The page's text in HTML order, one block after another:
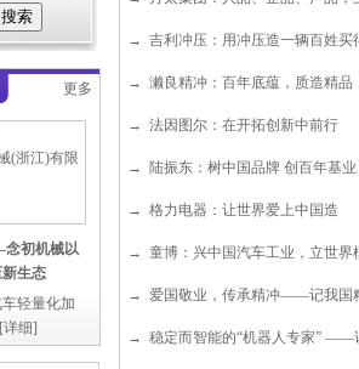
更多
(浙江)有限
初机械以
生态
轻量化加
[详细]
→ 吉利冲压：用冲压造一辆百姓买
→ 濑良精冲：百年底蕴，质造精品
→ 法因图尔：在开拓创新中前行
→ 陆振东：树中国品牌 创百年基业
→ 格力电器：让世界爱上中国造
→ 童博：兴中国汽车工业，立世界
→ 爱国敬业，传承精冲——记我国
→ 稳定而智能的“机器人专家” ——